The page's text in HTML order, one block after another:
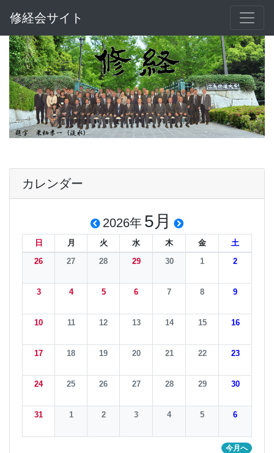
修経会サイト
カレンダー
2026年 5月
日 月 火 水 木 金
土
26
27 28 29 30 1 2
3 4 5 6 7 8 9
10 11 12 13 14 15 16
17 18 19 20 21 22 23
24 25 26 27 28 29 30
31 1 2 3 4 5 6
今月へ